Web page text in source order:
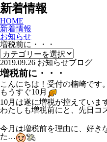
新着情報
HOME
新着情報
お知らせ
増税前に・・・
2019.09.26 お知らせブログ
増税前に・・・
こんにちは！受付の楠崎です。
もうすぐ10月
10月は遂に増税が控えていま
わたしも増税前にと、先日コ
今月は増税前を理由に、好き
た…